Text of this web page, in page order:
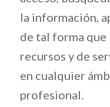
la información,
de tal forma
recursos y de
en cualquier
profesional.